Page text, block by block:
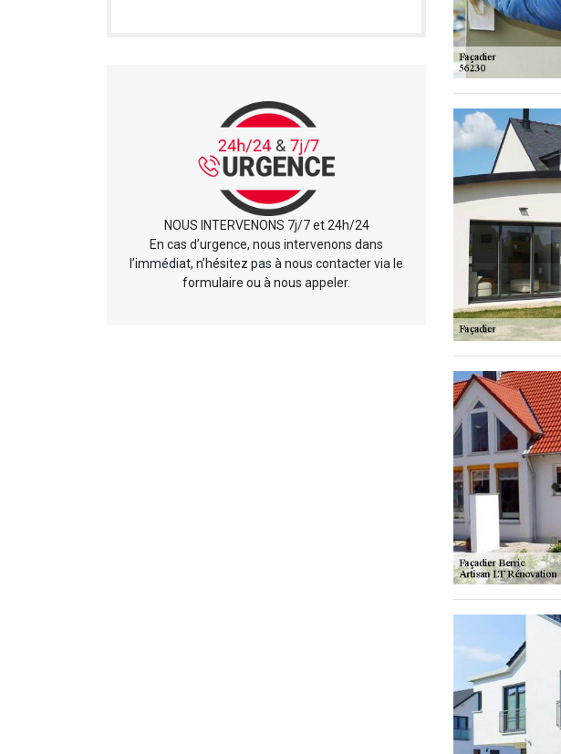
NOUS INTERVENONS 7j/7 et 24h/24
En cas d’urgence, nous intervenons dans
l’immédiat, n’hésitez pas à nous contacter via le
formulaire ou à nous appeler.